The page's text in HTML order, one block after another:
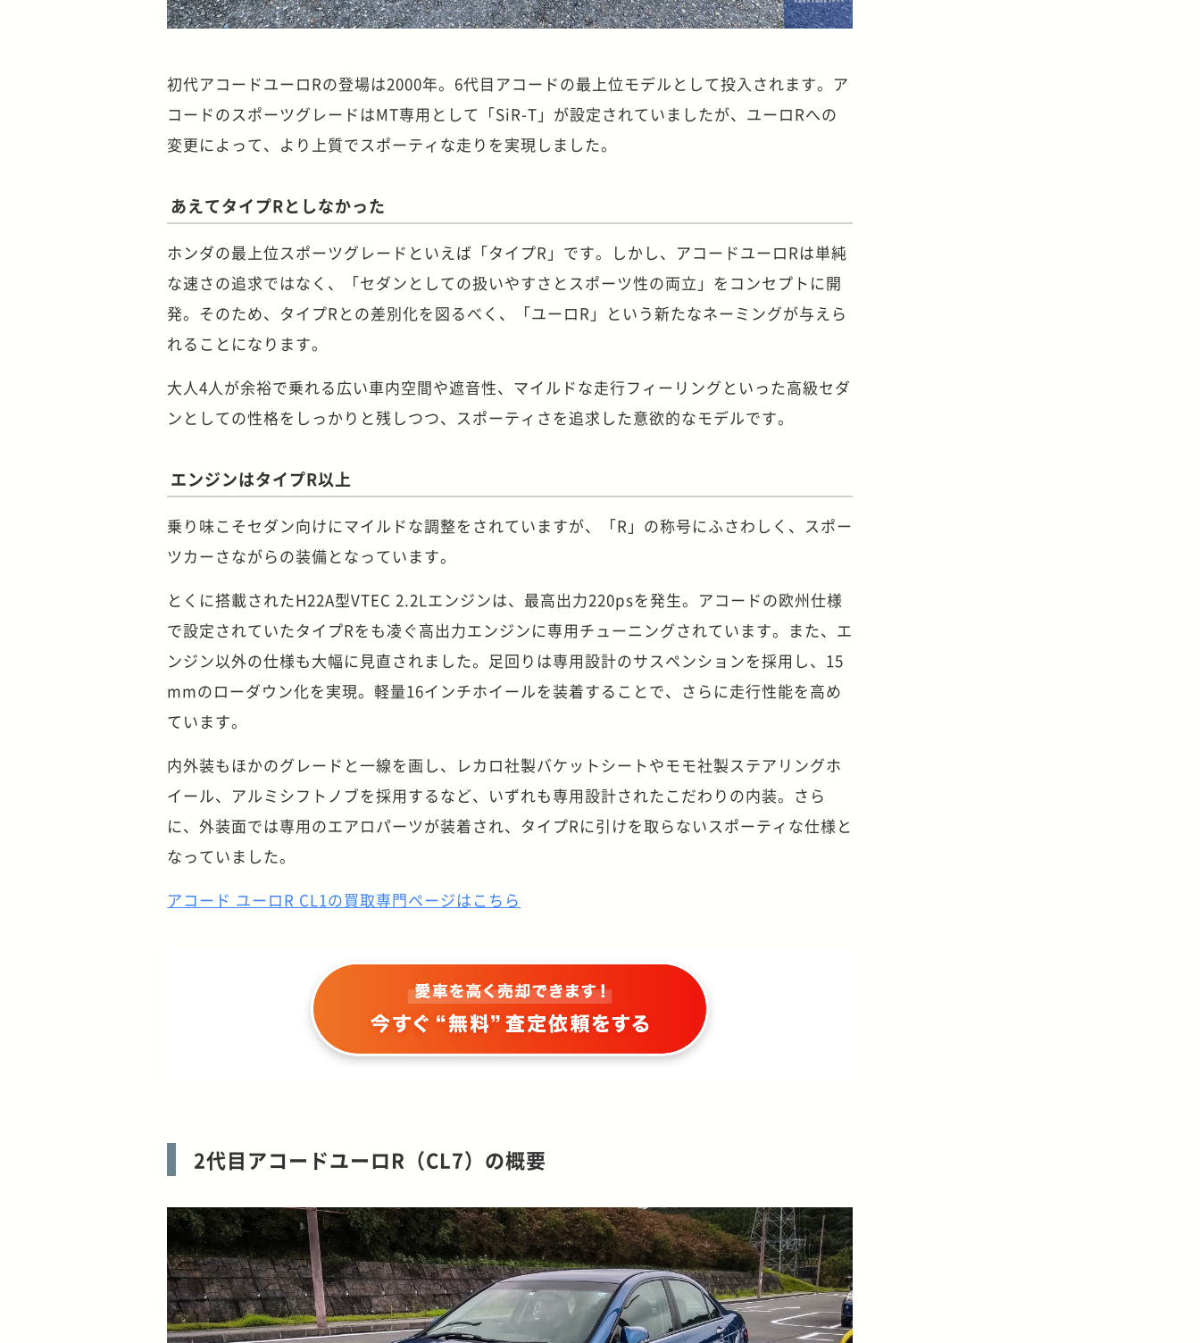
初代アコードユーロRの登場は2000年。6代目アコードの最上位モデルとして投入されます。ア
コードのスポーツグレードはMT専用として「SiR-T」が設定されていましたが、ユーロRへの
変更によって、より上質でスポーティな走りを実現しました。
あえてタイプRとしなかった
ホンダの最上位スポーツグレードといえば「タイプR」です。しかし、アコードユーロRは単純
な速さの追求ではなく、「セダンとしての扱いやすさとスポーツ性の両立」をコンセプトに開
発。そのため、タイプRとの差別化を図るべく、「ユーロR」という新たなネーミングが与えら
れることになります。
大人4人が余裕で乗れる広い車内空間や遮音性、マイルドな走行フィーリングといった高級セダ
ンとしての性格をしっかりと残しつつ、スポーティさを追求した意欲的なモデルです。
エンジンはタイプR以上
乗り味こそセダン向けにマイルドな調整をされていますが、「R」の称号にふさわしく、スポー
ツカーさながらの装備となっています。
とくに搭載されたH22A型VTEC 2.2Lエンジンは、最高出力220psを発生。アコードの欧州仕様
で設定されていたタイプRをも凌ぐ高出力エンジンに専用チューニングされています。また、エ
ンジン以外の仕様も大幅に見直されました。足回りは専用設計のサスペンションを採用し、15
mmのローダウン化を実現。軽量16インチホイールを装着することで、さらに走行性能を高め
ています。
内外装もほかのグレードと一線を画し、レカロ社製バケットシートやモモ社製ステアリングホ
イール、アルミシフトノブを採用するなど、いずれも専用設計されたこだわりの内装。さら
に、外装面では専用のエアロパーツが装着され、タイプRに引けを取らないスポーティな仕様と
なっていました。
アコード ユーロR CL1の買取専門ページはこちら
2代目アコードユーロR（CL7）の概要